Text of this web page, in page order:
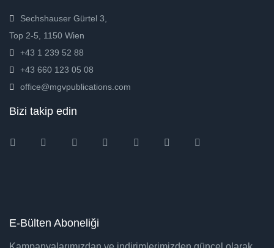
Sechshauser Gürtel 3,
Top 2-5, 1150 Wien
+43 1 239 52 88
+43 660 123 05 08
office@mgvpublications.com
Bizi takip edin
InstagramFacebookTwitter Amazon Pinterest
E-Bülten Aboneliği